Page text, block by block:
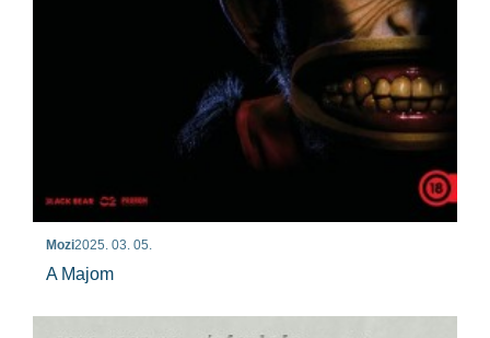
Mozi2025. 03. 05.
A Majom